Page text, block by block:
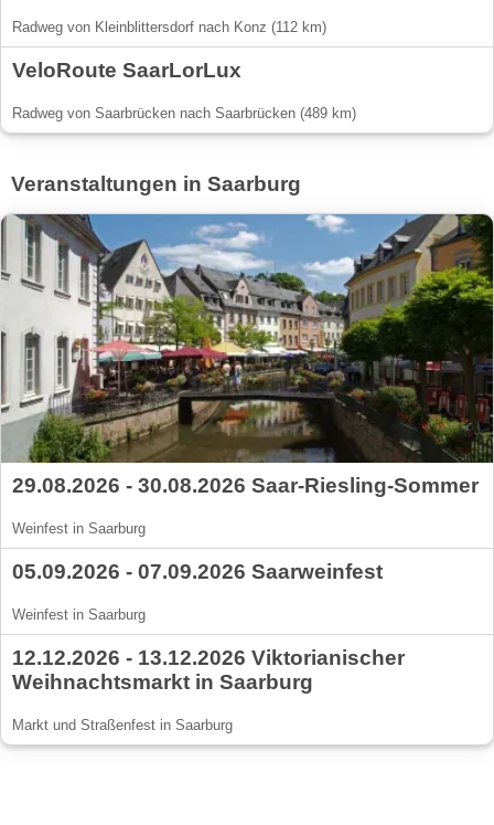
Radweg von Kleinblittersdorf nach Konz (112 km)
VeloRoute SaarLorLux
Radweg von Saarbrücken nach Saarbrücken (489 km)
Veranstaltungen in Saarburg
29.08.2026 - 30.08.2026 Saar-Riesling-Sommer
Weinfest in Saarburg
05.09.2026 - 07.09.2026 Saarweinfest
Weinfest in Saarburg
12.12.2026 - 13.12.2026 Viktorianischer
Weihnachtsmarkt in Saarburg
Markt und Straßenfest in Saarburg